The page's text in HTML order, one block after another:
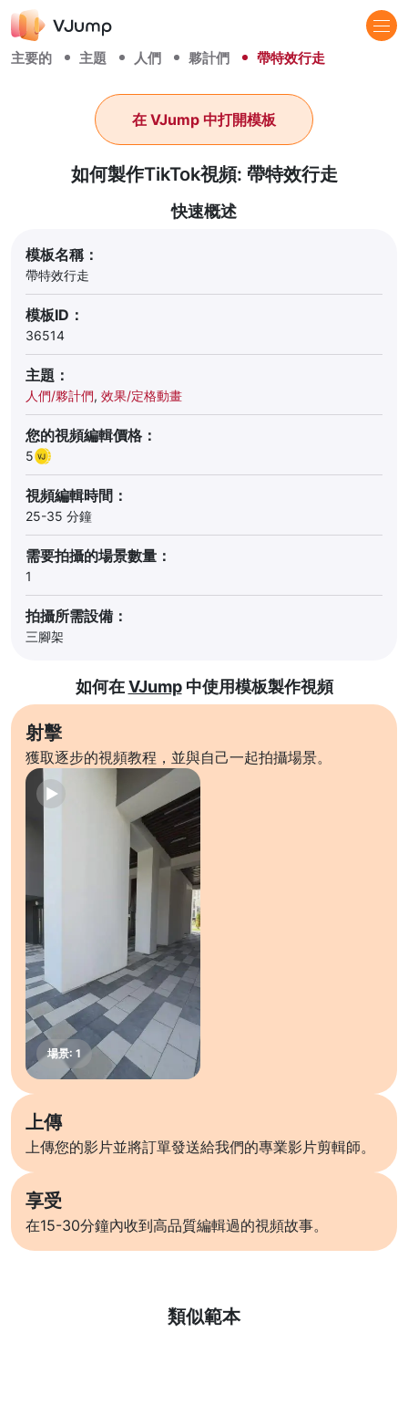
主要的 主題 人們 夥計們 帶特效行走
如何製作TikTok視頻: 帶特效行走
在 VJump 中打開模板
快速概述
模板名稱：
帶特效行走
模板ID：
36514
主題：
人們/夥計們, 效果/定格動畫
您的視頻編輯價格：
5
視頻編輯時間：
25-35 分鐘
需要拍攝的場景數量：
1
拍攝所需設備：
三腳架
如何在VJump中使用模板製作視頻
射擊
獲取逐步的視頻教程，並與自己一起拍攝場景。
上傳
上傳您的影片並將訂單發送給我們的專業影片剪輯師。
享受
在15-30分鐘內收到高品質編輯過的視頻故事。
類似範本
了解更多